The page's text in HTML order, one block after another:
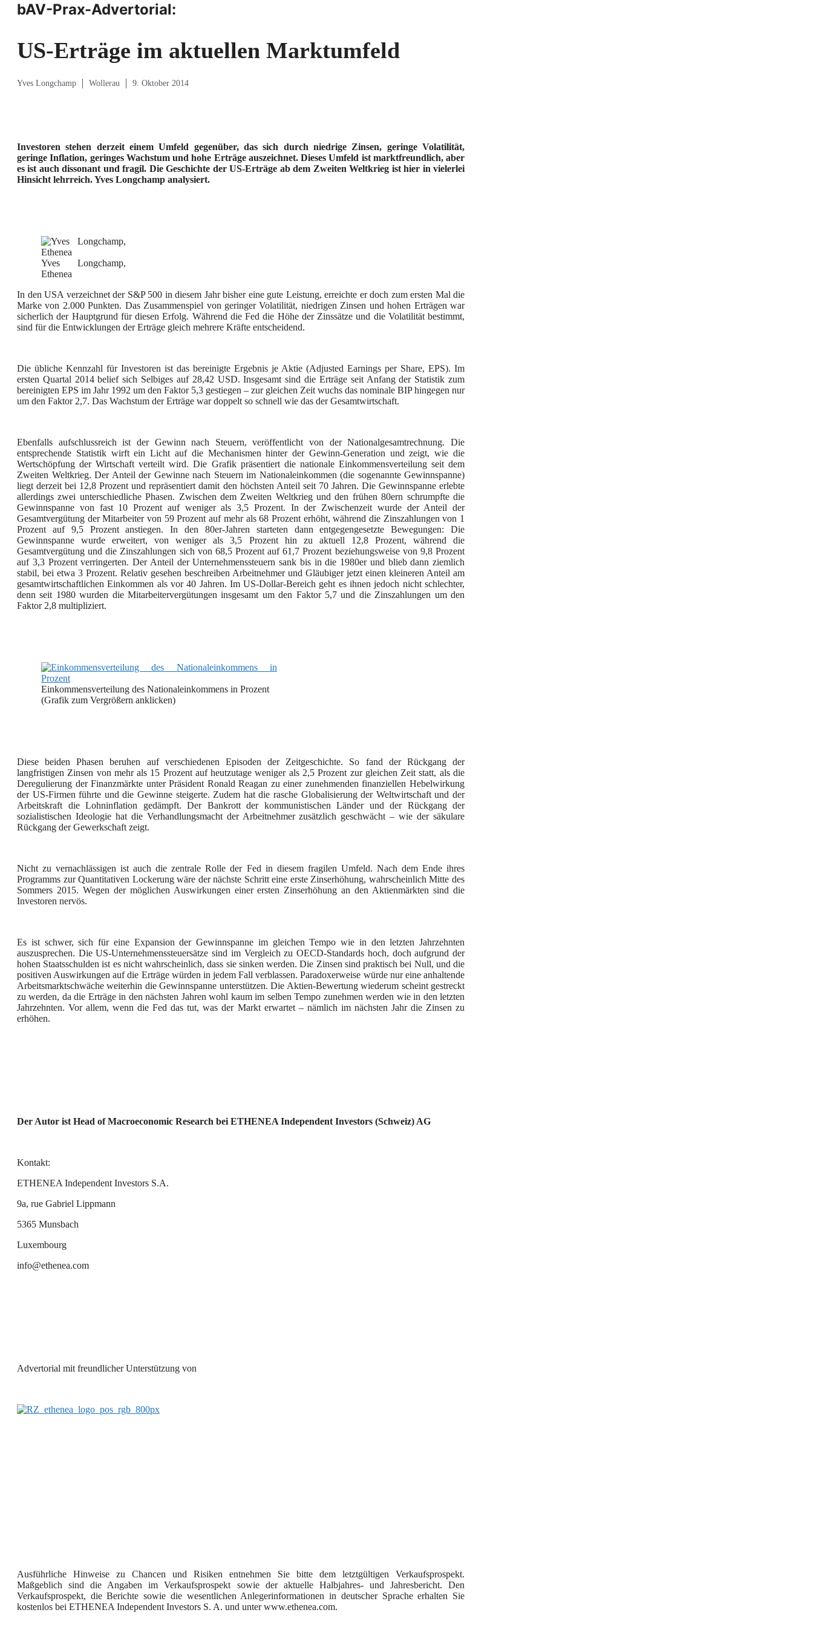
bAV-Prax-Advertorial:
US-Erträge im aktuellen Marktumfeld
Yves Longchamp Wollerau 9. Oktober 2014
Investoren stehen derzeit einem Umfeld gegenüber, das sich durch niedrige Zinsen, geringe Volatilität,
geringe Inflation, geringes Wachstum und hohe Erträge auszeichnet. Dieses Umfeld ist marktfreundlich, aber
es ist auch dissonant und fragil. Die Geschichte der US-Erträge ab dem Zweiten Weltkrieg ist hier in vielerlei
Hinsicht lehrreich. Yves Longchamp analysiert.
Yves Longchamp,
Ethenea
In den USA verzeichnet der S&P 500 in diesem Jahr bisher eine gute Leistung, erreichte er doch zum ersten Mal die
Marke von 2.000 Punkten. Das Zusammenspiel von geringer Volatilität, niedrigen Zinsen und hohen Erträgen war
sicherlich der Hauptgrund für diesen Erfolg. Während die Fed die Höhe der Zinssätze und die Volatilität bestimmt,
sind für die Entwicklungen der Erträge gleich mehrere Kräfte entscheidend.
Die übliche Kennzahl für Investoren ist das bereinigte Ergebnis je Aktie (Adjusted Earnings per Share, EPS). Im
ersten Quartal 2014 belief sich Selbiges auf 28,42 USD. Insgesamt sind die Erträge seit Anfang der Statistik zum
bereinigten EPS im Jahr 1992 um den Faktor 5,3 gestiegen – zur gleichen Zeit wuchs das nominale BIP hingegen nur
um den Faktor 2,7. Das Wachstum der Erträge war doppelt so schnell wie das der Gesamtwirtschaft.
Ebenfalls aufschlussreich ist der Gewinn nach Steuern, veröffentlicht von der Nationalgesamtrechnung. Die
entsprechende Statistik wirft ein Licht auf die Mechanismen hinter der Gewinn-Generation und zeigt, wie die
Wertschöpfung der Wirtschaft verteilt wird. Die Grafik präsentiert die nationale Einkommensverteilung seit dem
Zweiten Weltkrieg. Der Anteil der Gewinne nach Steuern im Nationaleinkommen (die sogenannte Gewinnspanne)
liegt derzeit bei 12,8 Prozent und repräsentiert damit den höchsten Anteil seit 70 Jahren. Die Gewinnspanne erlebte
allerdings zwei unterschiedliche Phasen. Zwischen dem Zweiten Weltkrieg und den frühen 80ern schrumpfte die
Gewinnspanne von fast 10 Prozent auf weniger als 3,5 Prozent. In der Zwischenzeit wurde der Anteil der
Gesamtvergütung der Mitarbeiter von 59 Prozent auf mehr als 68 Prozent erhöht, während die Zinszahlungen von 1
Prozent auf 9,5 Prozent anstiegen. In den 80er-Jahren starteten dann entgegengesetzte Bewegungen: Die
Gewinnspanne wurde erweitert, von weniger als 3,5 Prozent hin zu aktuell 12,8 Prozent, während die
Gesamtvergütung und die Zinszahlungen sich von 68,5 Prozent auf 61,7 Prozent beziehungsweise von 9,8 Prozent
auf 3,3 Prozent verringerten. Der Anteil der Unternehmenssteuern sank bis in die 1980er und blieb dann ziemlich
stabil, bei etwa 3 Prozent. Relativ gesehen beschreiben Arbeitnehmer und Gläubiger jetzt einen kleineren Anteil am
gesamtwirtschaftlichen Einkommen als vor 40 Jahren. Im US-Dollar-Bereich geht es ihnen jedoch nicht schlechter,
denn seit 1980 wurden die Mitarbeitervergütungen insgesamt um den Faktor 5,7 und die Zinszahlungen um den
Faktor 2,8 multipliziert.
Einkommensverteilung des Nationaleinkommens in Prozent
(Grafik zum Vergrößern anklicken)
Diese beiden Phasen beruhen auf verschiedenen Episoden der Zeitgeschichte. So fand der Rückgang der
langfristigen Zinsen von mehr als 15 Prozent auf heutzutage weniger als 2,5 Prozent zur gleichen Zeit statt, als die
Deregulierung der Finanzmärkte unter Präsident Ronald Reagan zu einer zunehmenden finanziellen Hebelwirkung
der US-Firmen führte und die Gewinne steigerte. Zudem hat die rasche Globalisierung der Weltwirtschaft und der
Arbeitskraft die Lohninflation gedämpft. Der Bankrott der kommunistischen Länder und der Rückgang der
sozialistischen Ideologie hat die Verhandlungsmacht der Arbeitnehmer zusätzlich geschwächt – wie der säkulare
Rückgang der Gewerkschaft zeigt.
Nicht zu vernachlässigen ist auch die zentrale Rolle der Fed in diesem fragilen Umfeld. Nach dem Ende ihres
Programms zur Quantitativen Lockerung wäre der nächste Schritt eine erste Zinserhöhung, wahrscheinlich Mitte des
Sommers 2015. Wegen der möglichen Auswirkungen einer ersten Zinserhöhung an den Aktienmärkten sind die
Investoren nervös.
Es ist schwer, sich für eine Expansion der Gewinnspanne im gleichen Tempo wie in den letzten Jahrzehnten
auszusprechen. Die US-Unternehmenssteuersätze sind im Vergleich zu OECD-Standards hoch, doch aufgrund der
hohen Staatsschulden ist es nicht wahrscheinlich, dass sie sinken werden. Die Zinsen sind praktisch bei Null, und die
positiven Auswirkungen auf die Erträge würden in jedem Fall verblassen. Paradoxerweise würde nur eine anhaltende
Arbeitsmarktschwäche weiterhin die Gewinnspanne unterstützen. Die Aktien-Bewertung wiederum scheint gestreckt
zu werden, da die Erträge in den nächsten Jahren wohl kaum im selben Tempo zunehmen werden wie in den letzten
Jahrzehnten. Vor allem, wenn die Fed das tut, was der Markt erwartet – nämlich im nächsten Jahr die Zinsen zu
erhöhen.
Der Autor ist Head of Macroeconomic Research bei ETHENEA Independent Investors (Schweiz) AG
Kontakt:
ETHENEA Independent Investors S.A.
9a, rue Gabriel Lippmann
5365 Munsbach
Luxembourg
info@ethenea.com
Advertorial mit freundlicher Unterstützung von
Ausführliche Hinweise zu Chancen und Risiken entnehmen Sie bitte dem letztgültigen Verkaufsprospekt.
Maßgeblich sind die Angaben im Verkaufsprospekt sowie der aktuelle Halbjahres- und Jahresbericht. Den
Verkaufsprospekt, die Berichte sowie die wesentlichen Anlegerinformationen in deutscher Sprache erhalten Sie
kostenlos bei ETHENEA Independent Investors S. A. und unter www.ethenea.com.